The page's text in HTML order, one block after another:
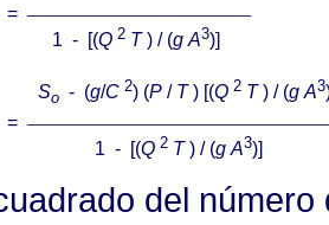
- [(Q 2 T) / (g A3)]
So - (g/C 2) (P / T) [(Q 2 T) / (g A3
- [(Q 2 T) / (g A3)]
del